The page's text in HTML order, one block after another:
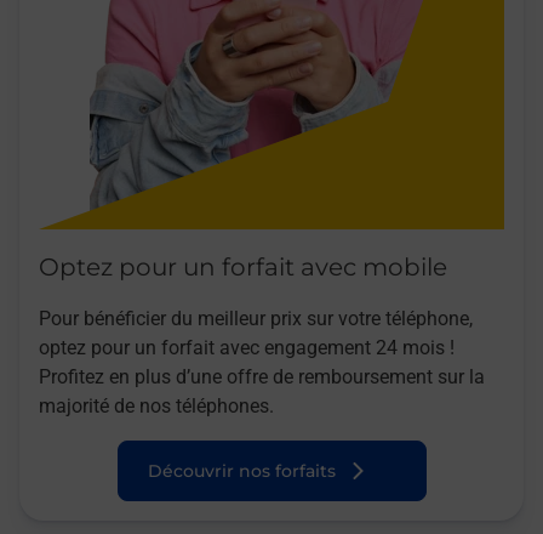
Optez pour un forfait avec mobile
Pour bénéficier du meilleur prix sur votre téléphone,
optez pour un forfait avec engagement 24 mois !
Profitez en plus d’une offre de remboursement sur la
majorité de nos téléphones.
Découvrir nos forfaits